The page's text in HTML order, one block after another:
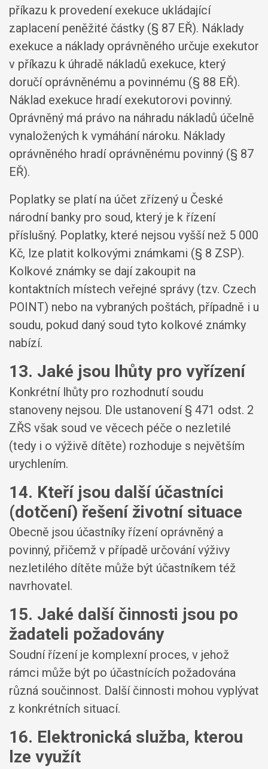
příkazu k provedení exekuce ukládající
zaplacení peněžité částky (§ 87 EŘ). Náklady
exekuce a náklady oprávněného určuje exekutor
v příkazu k úhradě nákladů exekuce, který
doručí oprávněnému a povinnému (§ 88 EŘ).
Náklad exekuce hradí exekutorovi povinný.
Oprávněný má právo na náhradu nákladů účelně
vynaložených k vymáhání nároku. Náklady
oprávněného hradí oprávněnému povinný (§ 87
EŘ).
Poplatky se platí na účet zřízený u České
národní banky pro soud, který je k řízení
příslušný. Poplatky, které nejsou vyšší než 5 000
Kč, lze platit kolkovými známkami (§ 8 ZSP).
Kolkové známky se dají zakoupit na
kontaktních místech veřejné správy (tzv. Czech
POINT) nebo na vybraných poštách, případně i u
soudu, pokud daný soud tyto kolkové známky
nabízí.
13. Jaké jsou lhůty pro vyřízení
Konkrétní lhůty pro rozhodnutí soudu
stanoveny nejsou. Dle ustanovení § 471 odst. 2
ZŘS však soud ve věcech péče o nezletilé
(tedy i o výživě dítěte) rozhoduje s největším
urychlením.
14. Kteří jsou další účastníci
(dotčení) řešení životní situace
Obecně jsou účastníky řízení oprávněný a
povinný, přičemž v případě určování výživy
nezletilého dítěte může být účastníkem též
navrhovatel.
15. Jaké další činnosti jsou po
žadateli požadovány
Soudní řízení je komplexní proces, v jehož
rámci může být po účastnících požadována
různá součinnost. Další činnosti mohou vyplývat
z konkrétních situací.
16. Elektronická služba, kterou
lze využít